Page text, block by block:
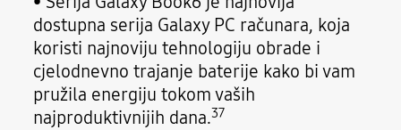
dostupna serija Galaxy PC računara, koja
koristi najnoviju tehnologiju obrade i
cjelodnevno trajanje baterije kako bi vam
pružila energiju tokom vaših
najproduktivnijih dana.37